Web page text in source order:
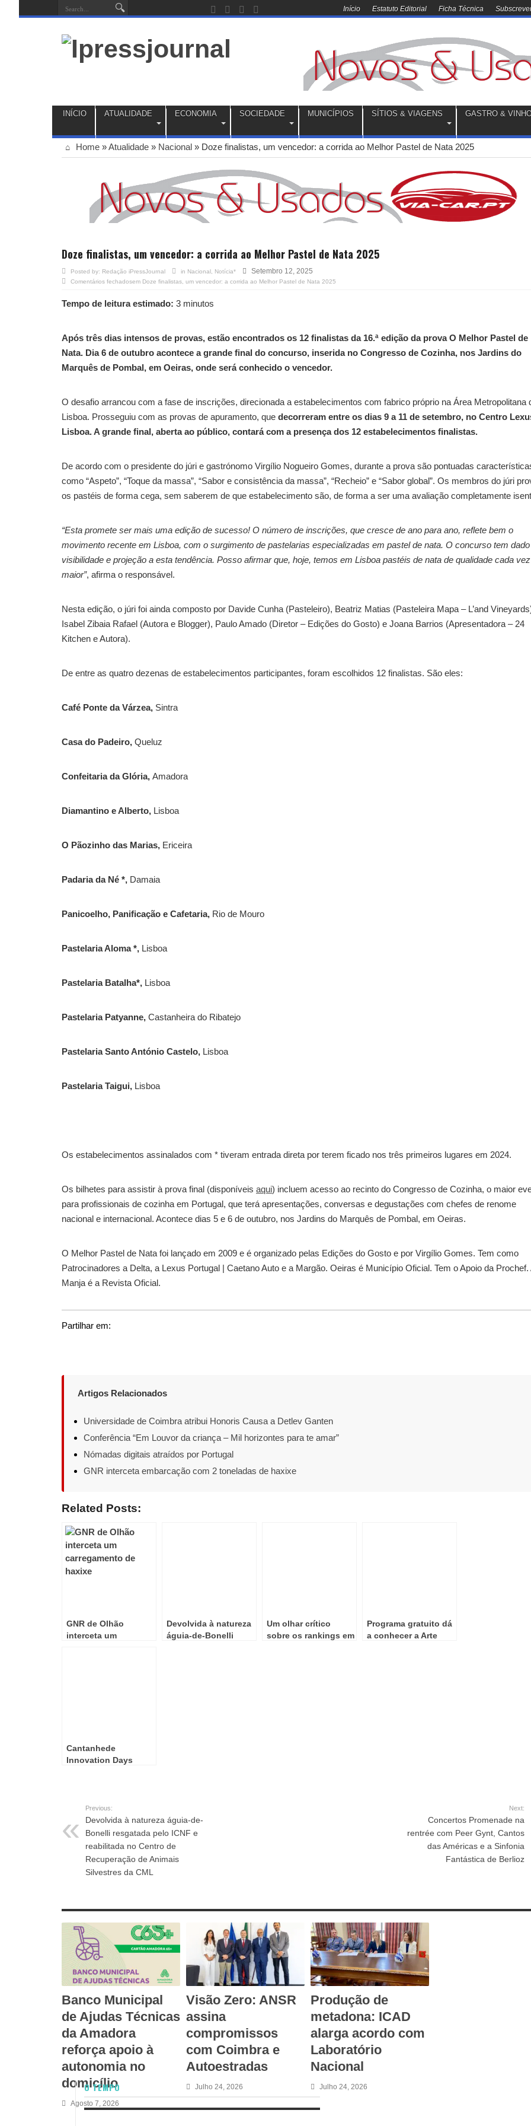
Início Estatuto Editorial Ficha Técnica
INÍCIO ATUALIDADE ECONOMIA SOCIEDADE MUNICÍPIOS SÍTIOS & VIAGENS GASTRO &
Home »Atualidade » Nacional » Doze finalistas, um vencedor: a corrida ao Melhor Pastel de Nata 2025
Doze finalistas, um vencedor: a corrida ao Melhor Pastel de Nata 2025
Posted by: Redação iPressJournal in Nacional Notícia* Setembro 12, 2025
Comentários fechadosem Doze finalistas, um vencedor: a corrida ao Melhor Pastel de Nata 2025
Tempo de leitura estimado: 3 minutos
Após três dias intensos de provas, estão encontrados os 12 finalistas da 16.ª edição da prova O Melhor Pastel de
Nata. Dia 6 de outubro acontece a grande final do concurso, inserida no Congresso de Cozinha, nos Jardins do
Marquês de Pombal, em Oeiras, onde será conhecido o vencedor.
O desafio arrancou com a fase de inscrições, direcionada a estabelecimentos com fabrico próprio na Área Metropolitana
Lisboa. Prosseguiu com as provas de apuramento, que decorreram entre os dias 9 a 11 de setembro, no Centro
Lisboa. A grande final, aberta ao público, contará com a presença dos 12 estabelecimentos finalistas.
De acordo com o presidente do júri e gastrónomo Virgílio Nogueiro Gomes, durante a prova são pontuadas
como “Aspeto”, “Toque da massa”, “Sabor e consistência da massa”, “Recheio” e “Sabor global”. Os membros do júri
os pastéis de forma cega, sem saberem de que estabelecimento são, de forma a ser uma avaliação completamente
“Esta promete ser mais uma edição de sucesso! O número de inscrições, que cresce de ano para ano, reflete bem o
movimento recente em Lisboa, com o surgimento de pastelarias especializadas em pastel de nata. O concurso tem dado
visibilidade e projeção a esta tendência. Posso afirmar que, hoje, temos em Lisboa pastéis de nata de qualidade cada vez
maior”, afirma o responsável.
Nesta edição, o júri foi ainda composto por Davide Cunha (Pasteleiro), Beatriz Matias (Pasteleira Mapa – L’and
Isabel Zibaia Rafael (Autora e Blogger), Paulo Amado (Diretor – Edições do Gosto) e Joana Barrios (Apresentadora – 24
Kitchen e Autora).
De entre as quatro dezenas de estabelecimentos participantes, foram escolhidos 12 finalistas. São eles:
Café Ponte da Várzea, Sintra
Casa do Padeiro, Queluz
Confeitaria da Glória, Amadora
Diamantino e Alberto, Lisboa
O Pãozinho das Marias, Ericeira
Padaria da Né *, Damaia
Panicoelho, Panificação e Cafetaria, Rio de Mouro
Pastelaria Aloma *, Lisboa
Pastelaria Batalha*, Lisboa
Pastelaria Patyanne, Castanheira do Ribatejo
Pastelaria Santo António Castelo, Lisboa
Pastelaria Taigui, Lisboa
Os estabelecimentos assinalados com * tiveram entrada direta por terem ficado nos três primeiros lugares em 2024.
Os bilhetes para assistir à prova final (disponíveis aqui) incluem acesso ao recinto do Congresso de Cozinha, o maior
para profissionais de cozinha em Portugal, que terá apresentações, conversas e degustações com chefes de renome
nacional e internacional. Acontece dias 5 e 6 de outubro, nos Jardins do Marquês de Pombal, em Oeiras.
O Melhor Pastel de Nata foi lançado em 2009 e é organizado pelas Edições do Gosto e por Virgílio Gomes. Tem como
Patrocinadores a Delta, a Lexus Portugal | Caetano Auto e a Margão. Oeiras é Município Oficial. Tem o Apoio da Prochef.
Manja é a Revista Oficial.
Partilhar em:
Artigos Relacionados
Universidade de Coimbra atribui Honoris Causa a Detlev Ganten
Conferência “Em Louvor da criança – Mil horizontes para te amar”
Nómadas digitais atraídos por Portugal
GNR interceta embarcação com 2 toneladas de haxixe
Related Posts:
GNR de Olhão
interceta um
Devolvida à natureza
águia-de-Bonelli
Um olhar crítico
sobre os rankings em
Programa gratuito dá
a conhecer a Arte
Cantanhede
Innovation Days
Previous:
Devolvida à natureza águia-de-
Bonelli resgatada pelo ICNF e
reabilitada no Centro de
Recuperação de Animais
Silvestres da CML
Next:
Concertos Promenade na
rentrée com Peer Gynt, Cantos
das Américas e a Sinfonia
Fantástica de Berlioz
Banco Municipal
de Ajudas Técnicas
da Amadora
reforça apoio à
autonomia no
domicílio
Agosto 7, 2026
Visão Zero: ANSR
assina
compromissos
com Coimbra e
Autoestradas
Julho 24, 2026
Produção de
metadona: ICAD
alarga acordo com
Laboratório
Nacional
Julho 24, 2026
O TEMPO